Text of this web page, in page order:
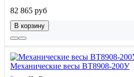
82 865 руб
В корзину
Механические весы ВТ8908-200У